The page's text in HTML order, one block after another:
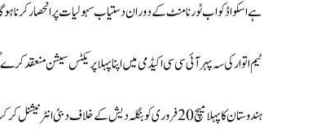
ہے اسکواڈ کو اب ٹورنامنٹ کے دوران دستیاب سہولیات پر انحصار کرنا
ٹیم اتوار کی سہ پہر آئی سی سی اکیڈمی میں اپنا پہلا پریکٹس سیشن منعقد
ہندوستان کا پہلا میچ 20 فروری کو بنگلہ دیش کے خلاف